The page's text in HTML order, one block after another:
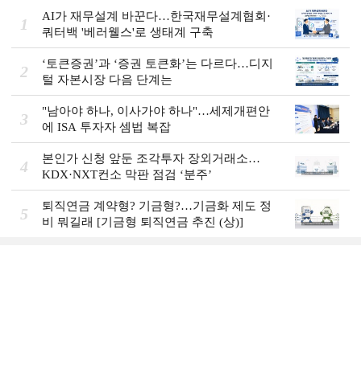
1
AI가 재무설계 바꾼다…한국재무설계협회·
쿼터백 '베러웰스'로 생태계 구축
2
‘토큰증권’과 ‘증권 토큰화’는 다르다…디지
털 자본시장 다음 단계는
3
"남아야 하나, 이사가야 하나"…세제개편안
에 ISA 투자자 셈법 복잡
4
본인가 신청 앞둔 조각투자 장외거래소…
KDX·NXT컨소 막판 점검 ‘분주’
5
퇴직연금 계약형? 기금형?…기금화 제도 정
비 뭐길래 [기금형 퇴직연금 추진 (상)]